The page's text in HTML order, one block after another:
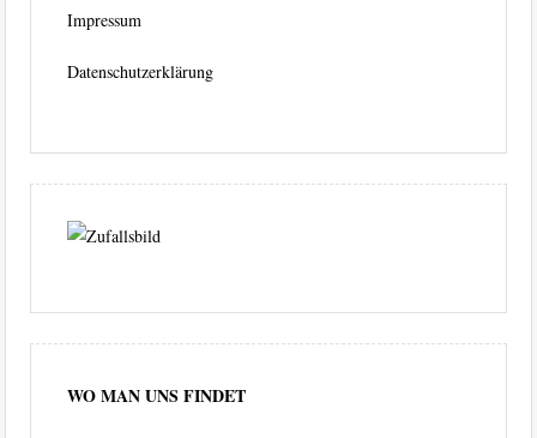
Impressum
Datenschutzerklärung
WO MAN UNS FINDET